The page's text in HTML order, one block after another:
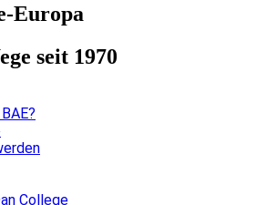
Europa
seit 1970
College